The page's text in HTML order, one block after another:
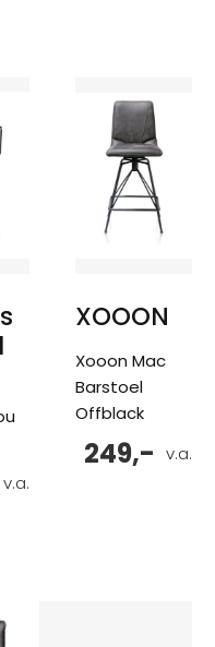
v.a.
XOOON
Xooon Mac
Barstoel
Offblack
v.a.
249,-